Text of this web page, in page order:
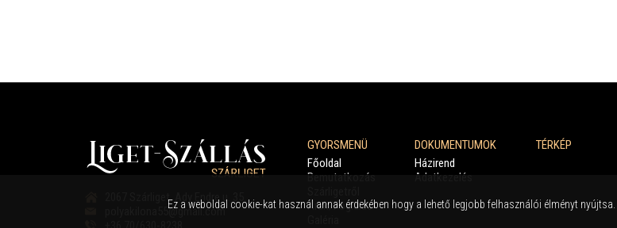
2067 Szárliget, Ady Endre u. 35.
polyakilona55@gmail.com
GYORSMENÜ
Főoldal
Bemutatkozás
Árak/Foglalás
DOKUMENTUMOK
Házirend
Adatkezelés
TÉRKÉP
Ez a weboldal cookie-kat használ annak érdekében hogy a lehető legjobb felhasználói élményt nyújtsa.